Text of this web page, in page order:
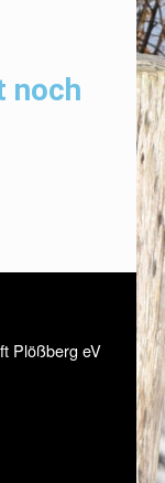
noch
Plößberg eV